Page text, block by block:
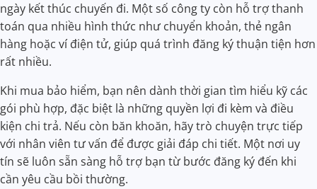
ngày kết thúc chuyến đi. Một số công ty còn hỗ trợ thanh
toán qua nhiều hình thức như chuyển khoản, thẻ ngân
hàng hoặc ví điện tử, giúp quá trình đăng ký thuận tiện hơn
rất nhiều.
Khi mua bảo hiểm, bạn nên dành thời gian tìm hiểu kỹ các
gói phù hợp, đặc biệt là những quyền lợi đi kèm và điều
kiện chi trả. Nếu còn băn khoăn, hãy trò chuyện trực tiếp
với nhân viên tư vấn để được giải đáp chi tiết. Một nơi uy
tín sẽ luôn sẵn sàng hỗ trợ bạn từ bước đăng ký đến khi
cần yêu cầu bồi thường.